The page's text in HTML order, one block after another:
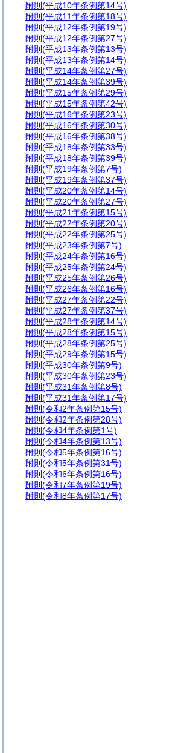
附則 (平成10年条例第14号)
附則 (平成11年条例第18号)
附則 (平成12年条例第19号)
附則 (平成12年条例第27号)
附則 (平成13年条例第13号)
附則 (平成13年条例第14号)
附則 (平成14年条例第27号)
附則 (平成14年条例第39号)
附則 (平成15年条例第29号)
附則 (平成15年条例第42号)
附則 (平成16年条例第23号)
附則 (平成16年条例第30号)
附則 (平成16年条例第38号)
附則 (平成18年条例第33号)
附則 (平成18年条例第39号)
附則 (平成19年条例第7号)
附則 (平成19年条例第37号)
附則 (平成20年条例第14号)
附則 (平成20年条例第27号)
附則 (平成21年条例第15号)
附則 (平成22年条例第20号)
附則 (平成22年条例第25号)
附則 (平成23年条例第7号)
附則 (平成24年条例第16号)
附則 (平成25年条例第24号)
附則 (平成25年条例第26号)
附則 (平成26年条例第16号)
附則 (平成27年条例第22号)
附則 (平成27年条例第37号)
附則 (平成28年条例第14号)
附則 (平成28年条例第15号)
附則 (平成28年条例第25号)
附則 (平成29年条例第15号)
附則 (平成30年条例第9号)
附則 (平成30年条例第23号)
附則 (平成31年条例第8号)
附則 (平成31年条例第17号)
附則 (令和2年条例第15号)
附則 (令和2年条例第28号)
附則 (令和4年条例第1号)
附則 (令和4年条例第13号)
附則 (令和5年条例第16号)
附則 (令和5年条例第31号)
附則 (令和6年条例第16号)
附則 (令和7年条例第19号)
附則 (令和8年条例第17号)